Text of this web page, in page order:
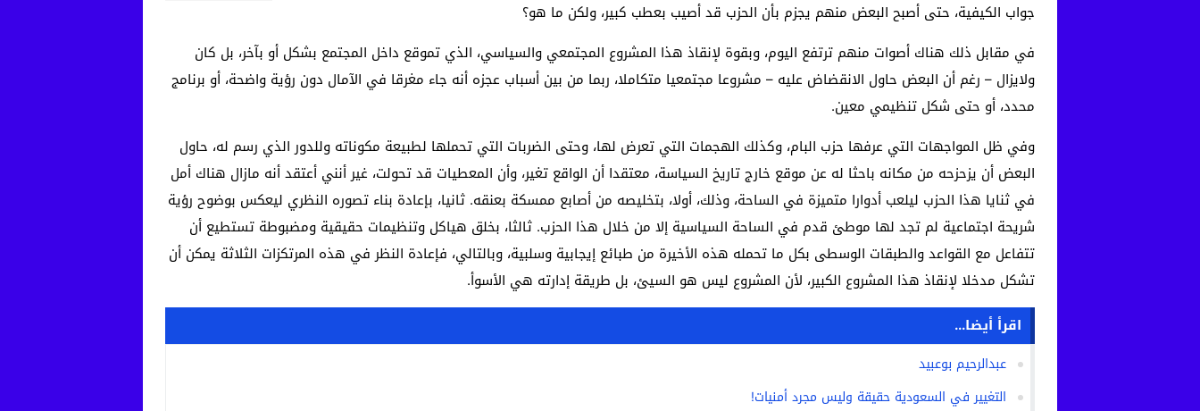
جواب الكيفية، حتى أصبح البعض منهم يجزم بأن الحزب قد أصيب بعطب كبير، ولكن ما هو؟
في مقابل ذلك هناك أصوات منهم ترتفع اليوم، وبقوة لإنقاذ هذا المشروع المجتمعي والسياسي، الذي تموقع داخل المجتمع بشكل أو بآخر، بل كان
ولايزال – رغم أن البعض حاول الانقضاض عليه – مشروعا مجتمعيا متكاملا، ربما من بين أسباب عجزه أنه جاء مغرقا في الآمال دون رؤية واضحة، أو برنامج
محدد، أو حتى شكل تنظيمي معين.
وفي ظل المواجهات التي عرفها حزب البام، وكذلك الهجمات التي تعرض لها، وحتى الضربات التي تحملها لطبيعة مكوناته وللدور الذي رسم له، حاول
البعض أن يزحزحه من مكانه باحثا له عن موقع خارج تاريخ السياسة، معتقدا أن الواقع تغير، وأن المعطيات قد تحولت، غير أنني أعتقد أنه مازال هناك أمل
في ثنايا هذا الحزب ليلعب أدوارا متميزة في الساحة، وذلك، أولا، بتخليصه من أصابع ممسكة بعنقه. ثانيا، بإعادة بناء تصوره النظري ليعكس بوضوح رؤية
شريحة اجتماعية لم تجد لها موطئ قدم في الساحة السياسية إلا من خلال هذا الحزب. ثالثا، بخلق هياكل وتنظيمات حقيقية ومضبوطة تستطيع أن
تتفاعل مع القواعد والطبقات الوسطى بكل ما تحمله هذه الأخيرة من طبائع إيجابية وسلبية، وبالتالي، فإعادة النظر في هذه المرتكزات الثلاثة يمكن أن
تشكل مدخلا لإنقاذ هذا المشروع الكبير، لأن المشروع ليس هو السيئ، بل طريقة إدارته هي الأسوأ.
اقرأ أيضا...
عبدالرحيم بوعبيد
التغيير في السعودية حقيقة وليس مجرد أمنيات!